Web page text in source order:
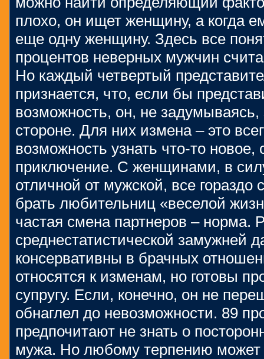
плохо, он ищет женщину, а когда
еще одну женщину. Здесь все
процентов неверных мужчин
Но каждый четвертый
признается, что, если бы
возможность, он, не
стороне. Для них измена – это
возможность узнать что-то новое,
приключение. С женщинами, в
отличной от мужской, все
брать любительниц «веселой
частая смена партнеров – норма.
среднестатистической
консервативны в брачных
относятся к изменам, но готовы
супругу. Если, конечно, он не
обнаглел до невозможности. 89
предпочитают не знать о
мужа. Но любому терпению может